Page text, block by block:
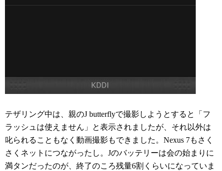
テザリング中は、親のJ butterflyで撮影しようとすると「フ
ラッシュは使えません」と表示されましたが、それ以外は
叱られることもなく動画撮影もできました。Nexus 7もさく
さくネットにつながったし。Jのバッテリーは会の始まりに
満タンだったのが、終了のころ残量6割くらいになっていま